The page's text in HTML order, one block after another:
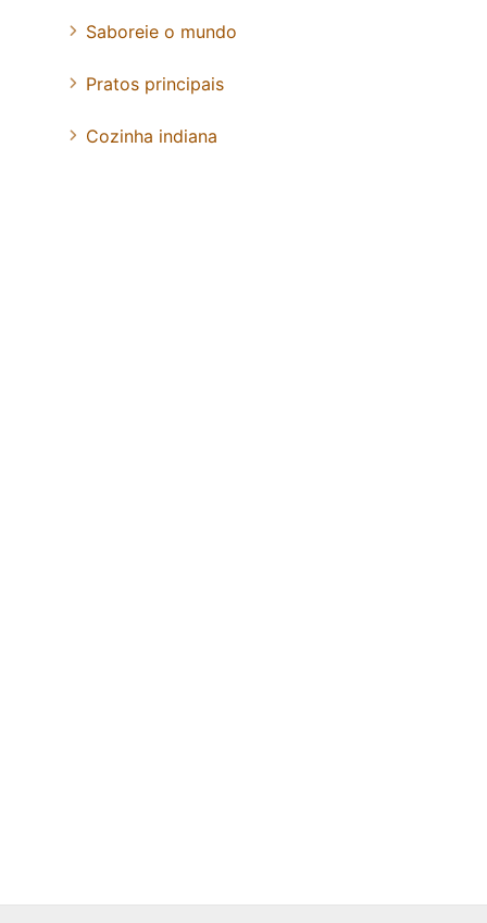
Saboreie o mundo
Pratos principais
Cozinha indiana